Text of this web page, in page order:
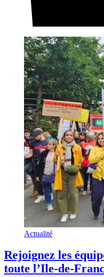
Actualité
Rejoignez les
toute l’Ile-de-